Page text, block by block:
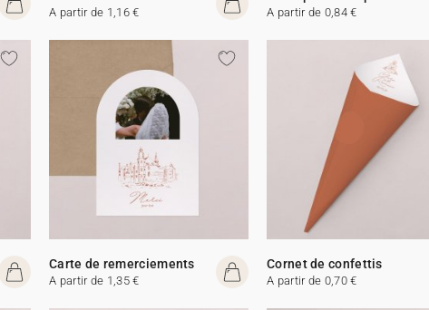
A partir de 1,16 € A partir de 0,84 €
Carte de remerciements
A partir de 1,35 €
Cornet de confettis
A partir de 0,70 €